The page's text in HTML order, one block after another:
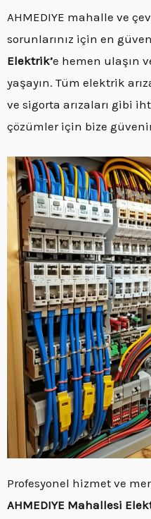
AHMEDIYE mahalle ve
sorunlarınız için en
Elektrik’e hemen ulaşın
yaşayın. Tüm elektrik
ve sigorta arızaları gibi
çözümler için bize
Profesyonel hizmet ve
AHMEDIYE Mahallesi